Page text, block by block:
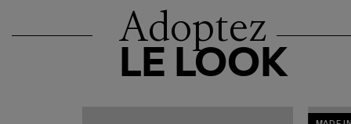
Adoptez
LE LOOK